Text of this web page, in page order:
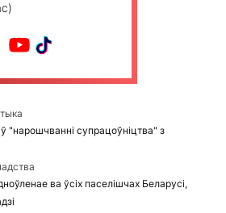
"нарошчванні супрацоўніцтва" з
ва ўсіх паселішчах Беларусі,